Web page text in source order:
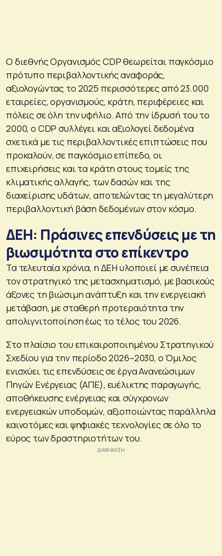
Ο διεθνής Οργανισμός CDP θεωρείται παγκόσμιο
πρότυπο περιβαλλοντικής αναφοράς,
αξιολογώντας το 2025 περισσότερες από 23.000
εταιρείες, οργανισμούς, κράτη, περιφέρειες και
πόλεις σε όλη την υφήλιο. Από την ίδρυσή του το
2000, ο CDP συλλέγει και αξιολογεί δεδομένα
σχετικά με τις περιβαλλοντικές επιπτώσεις που
προκαλούν, σε παγκόσμιο επίπεδο, οι
επιχειρήσεις και τα κράτη στους τομείς της
κλιματικής αλλαγής, των δασών και της
διαχείρισης υδάτων, αποτελώντας τη μεγαλύτερη
περιβαλλοντική βάση δεδομένων στον κόσμο.
ΔΕΗ: Πράσινες επενδύσεις με τη
βιωσιμότητα στο επίκεντρο
Τα τελευταία χρόνια, η ΔΕΗ υλοποιεί με συνέπεια
τον στρατηγικό της μετασχηματισμό, με βασικούς
άξονες τη βιώσιμη ανάπτυξη και την ενεργειακή
μετάβαση, με σταθερή προτεραιότητα την
απολιγνιτοποίηση έως το τέλος του 2026.
Στο πλαίσιο του επικαιροποιημένου Στρατηγικού
Σχεδίου για την περίοδο 2026–2030, ο Όμιλος
ενισχύει τις επενδύσεις σε έργα Ανανεώσιμων
Πηγών Ενέργειας (ΑΠΕ), ευέλικτης παραγωγής,
αποθήκευσης ενέργειας και σύγχρονων
ενεργειακών υποδομών, αξιοποιώντας παράλληλα
καινοτόμες και ψηφιακές τεχνολογίες σε όλο το
εύρος των δραστηριοτήτων του.